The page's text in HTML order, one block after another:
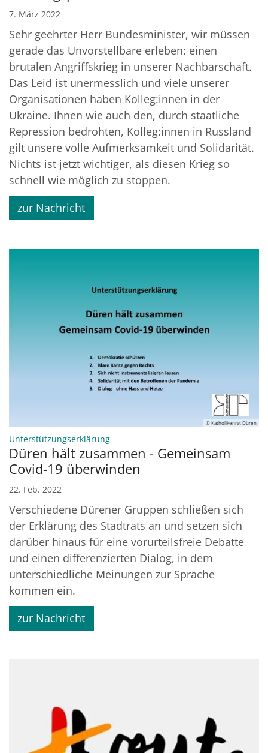
7. März 2022
Sehr geehrter Herr Bundesminister, wir müssen
gerade das Unvorstellbare erleben: einen
brutalen Angriffskrieg in unserer Nachbarschaft.
Das Leid ist unermesslich und viele unserer
Organisationen haben Kolleg:innen in der
Ukraine. Ihnen wie auch den, durch staatliche
Repression bedrohten, Kolleg:innen in Russland
gilt unsere volle Aufmerksamkeit und Solidarität.
Nichts ist jetzt wichtiger, als diesen Krieg so
schnell wie möglich zu stoppen.
zur Nachricht
© Katholikenrat Düren
Unterstützungserklärung:
Düren hält zusammen - Gemeinsam
Covid-19 überwinden
22. Feb. 2022
Verschiedene Dürener Gruppen schließen sich
der Erklärung des Stadtrats an und setzen sich
darüber hinaus für eine vorurteilsfreie Debatte
und einen differenzierten Dialog, in dem
unterschiedliche Meinungen zur Sprache
kommen ein.
zur Nachricht